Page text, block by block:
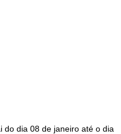
do dia 08 de janeiro até o dia